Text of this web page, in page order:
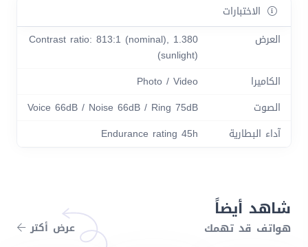
الاختبارات
العرض
Contrast ratio: 813:1 (nominal), 1.380
(sunlight)
الكاميرا
Photo / Video
الصوت
Voice 66dB / Noise 66dB / Ring 75dB
آداء البطارية
Endurance rating 45h
شاهد أيضاً
هواتف قد تهمك عرض أكتر